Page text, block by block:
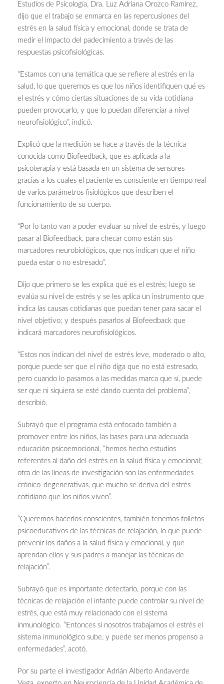
Estudios de Psicología, Dra. Luz Adriana Orozco Ramírez,
dijo que el trabajo se enmarca en las repercusiones del
estrés en la salud física y emocional, donde se trata de
medir el impacto del padecimiento a través de las
respuestas psicofisiológicas.
“Estamos con una temática que se refiere al estrés en la
salud, lo que queremos es que los niños identifiquen qué es
el estrés y cómo ciertas situaciones de su vida cotidiana
pueden provocarlo, y que lo puedan diferenciar a nivel
neurofisiológico”, indicó.
Explicó que la medición se hace a través de la técnica
conocida como Biofeedback, que es aplicada a la
psicoterapia y está basada en un sistema de sensores
gracias a los cuales el paciente es consciente en tiempo real
de varios parámetros fisiológicos que describen el
funcionamiento de su cuerpo.
“Por lo tanto van a poder evaluar su nivel de estrés, y luego
pasar al Biofeedback, para checar como están sus
marcadores neurobiológicos, que nos indican que el niño
pueda estar o no estresado”.
Dijo que primero se les explica qué es el estrés; luego se
evalúa su nivel de estrés y se les aplica un instrumento que
indica las causas cotidianas que puedan tener para sacar el
nivel objetivo; y después pasarlos al Biofeedback que
indicará marcadores neurofisiológicos.
“Estos nos indican del nivel de estrés leve, moderado o alto,
porque puede ser que el niño diga que no está estresado,
pero cuando lo pasamos a las medidas marca que sí, puede
ser que ni siquiera se esté dando cuenta del problema”,
describió.
Subrayó que el programa está enfocado también a
promover entre los niños, las bases para una adecuada
educación psicoemocional, “hemos hecho estudios
referentes al daño del estrés en la salud física y emocional;
otra de las líneas de investigación son las enfermedades
crónico-degenerativas, que mucho se deriva del estrés
cotidiano que los niños viven”.
“Queremos hacerlos conscientes, también tenemos folletos
psicoeducativos de las técnicas de relajación, lo que puede
prevenir los daños a la salud física y emocional, y que
aprendan ellos y sus padres a manejar las técnicas de
relajación”.
Subrayó que es importante detectarlo, porque con las
técnicas de relajación el infante puede controlar su nivel de
estrés, que está muy relacionado con el sistema
inmunológico. “Entonces si nosotros trabajamos el estrés el
sistema inmunológico sube, y puede ser menos propenso a
enfermedades”, acotó.
Por su parte el investigador Adrián Alberto Andaverde